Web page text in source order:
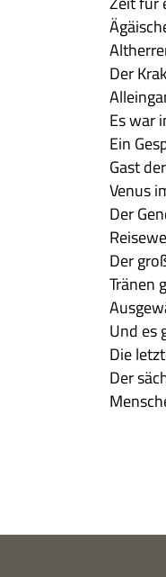
Der
Es war
Ein
Gast
Venus
Der
Der
Trä­nen
Und es
Die
Der